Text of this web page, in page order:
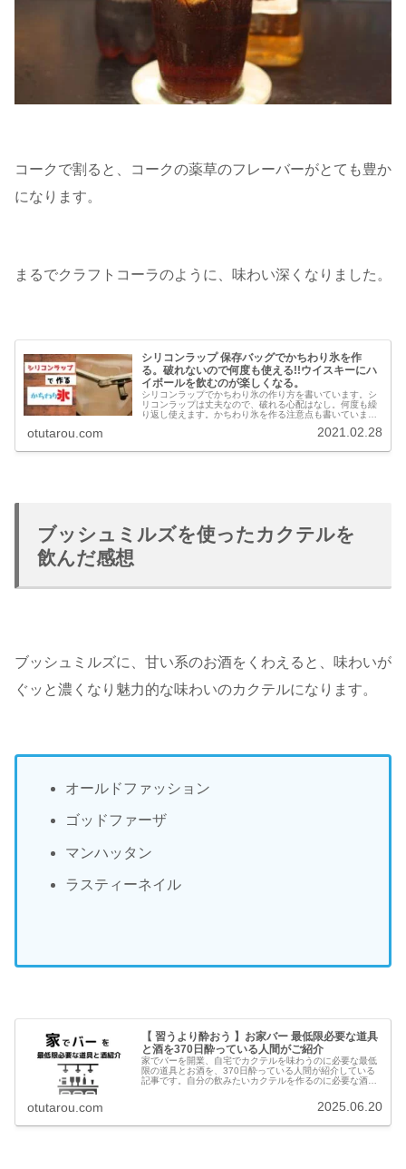
コークで割ると、コークの薬草のフレーバーがとても豊か
になります。
まるでクラフトコーラのように、味わい深くなりました。
シリコンラップ 保存バッグでかちわり氷を作
る。破れないので何度も使える!!ウイスキーにハ
イボールを飲むのが楽しくなる。
シリコンラップでかちわり氷の作り方を書いています。シ
リコンラップは丈夫なので、破れる心配はなし。何度も繰
り返し使えます。かちわり氷を作る注意点も書いていま
otutarou.com 2021.02.28
ブッシュミルズを使ったカクテルを
飲んだ感想
ブッシュミルズに、甘い系のお酒をくわえると、味わいが
ぐッと濃くなり魅力的な味わいのカクテルになります。
オールドファッション
ゴッドファーザ
マンハッタン
ラスティーネイル
【 習うより酔おう 】お家バー 最低限必要な道具
と酒を370日酔っている人間がご紹介
家でバーを開業、自宅でカクテルを味わうのに必要な最低
限の道具とお酒を、370日酔っている人間が紹介している
記事です。自分の飲みたいカクテルを作るのに必要な酒と
otutarou.com 2025.06.20